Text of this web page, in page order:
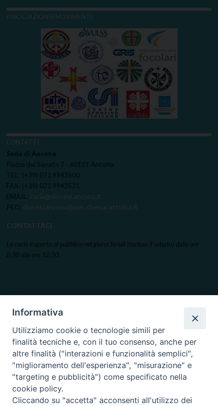
ASSOCIAZIONI E MOVIMENTI
CONTATTI
Sede di Ancona
Piazza del Senato 7 - 60121 Ancona
TEL: (+39) 071.9943500
FAX: (+39) 071.9943521
EMAIL: curia@diocesi.ancona.it
PEC: diocesi.ancona@pec.chiesacattolica.it
CONTATTACI
La curia è aperta al pubblico nei giorni feriali (escluso il sabato) dalle ore
8.30 alle ore 12.30.
Informativa
Utilizziamo cookie o tecnologie simili per
finalità tecniche e, con il tuo consenso, anche per
altre finalità ("interazioni e funzionalità semplici",
"miglioramento dell'esperienza", "misurazione" e
"targeting e pubblicità") come specificato nella
cookie policy.
Cliccando su "accetta" acconsenti all'utilizzo dei